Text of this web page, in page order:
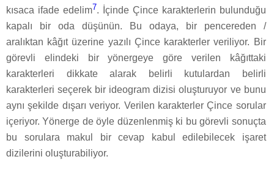
kısaca ifade edelim7. İçinde Çince karakterlerin bulunduğu
kapalı bir oda düşünün. Bu odaya, bir pencereden /
aralıktan kâğıt üzerine yazılı Çince karakterler veriliyor. Bir
görevli elindeki bir yönergeye göre verilen kâğıttaki
karakterleri dikkate alarak belirli kutulardan belirli
karakterleri seçerek bir ideogram dizisi oluşturuyor ve bunu
aynı şekilde dışarı veriyor. Verilen karakterler Çince sorular
içeriyor. Yönerge de öyle düzenlenmiş ki bu görevli sonuçta
bu sorulara makul bir cevap kabul edilebilecek işaret
dizilerini oluşturabiliyor.